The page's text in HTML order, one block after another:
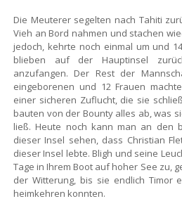
Die Meuterer segelten nach Tahiti
Vieh an Bord nahmen und stachen
jedoch, kehrte noch einmal um und
blieben auf der Hauptinsel
anzufangen. Der Rest der
eingeborenen und 12 Frauen
einer sicheren Zuflucht, die sie
bauten von der Bounty alles ab, was
ließ. Heute noch kann man an den
dieser Insel sehen, dass Christian
dieser Insel lebte. Bligh und seine
Tage in Ihrem Boot auf hoher See zu,
der Witterung, bis sie endlich Timor
heimkehren konnten.